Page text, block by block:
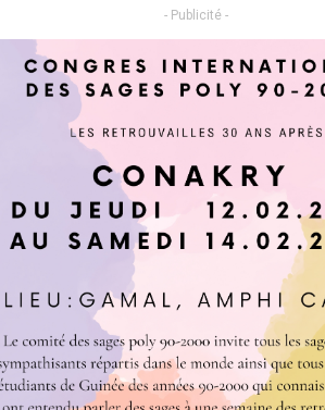
- Publicité -